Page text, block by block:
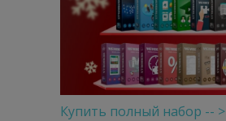
Купить полный набор -- >